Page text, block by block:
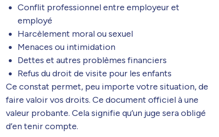
Conflit professionnel entre employeur et
employé
Harcèlement moral ou sexuel
Menaces ou intimidation
Dettes et autres problèmes financiers
Refus du droit de visite pour les enfants
Ce constat permet, peu importe votre situation, de
faire valoir vos droits. Ce document officiel à une
valeur probante. Cela signifie qu’un juge sera obligé
d’en tenir compte.